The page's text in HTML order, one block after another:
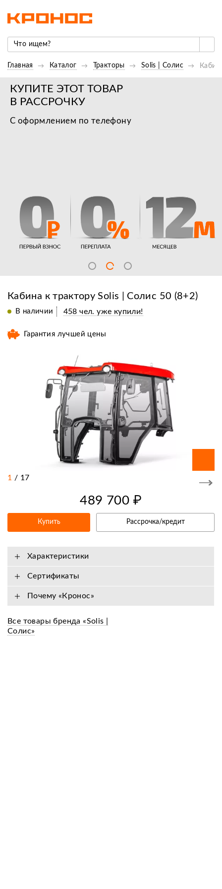
Главная Каталог Тракторы Solis | Cолис
КУПИТЕ ЭТОТ ТОВАР
В РАССРОЧКУ
С оформлением по телефону
Кабина к трактору Solis | Солис 50 (8+2)
В наличии 458 чел. уже купили!
Гарантия лучшей цены
1 / 17
489 700 ₽
Купить Рассрочка/кредит
Характеристики
Сертификаты
Почему «Кронос»
Все товары бренда «Solis |
Cолис»